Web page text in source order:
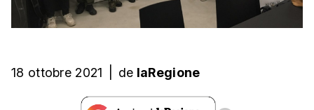
18 ottobre 2021 de laRegione